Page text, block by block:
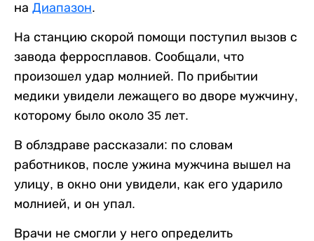
на Диапазон.
На станцию скорой помощи поступил вызов с
завода ферросплавов. Сообщали, что
произошел удар молнией. По прибытии
медики увидели лежащего во дворе мужчину,
которому было около 35 лет.
В облздраве рассказали: по словам
работников, после ужина мужчина вышел на
улицу, в окно они увидели, как его ударило
молнией, и он упал.
Врачи не смогли у него определить